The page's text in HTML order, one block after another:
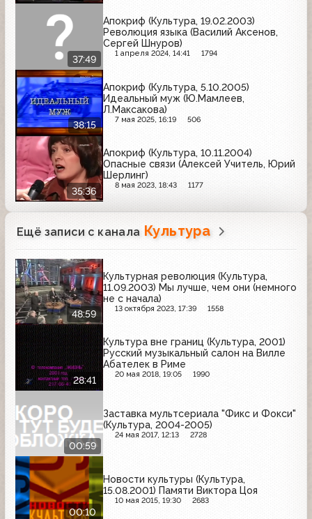
37:49
Апокриф (Культура, 19.02.2003)
Революция языка (Василий Аксенов,
Сергей Шнуров)
1 апреля 2024, 14:41 1794
38:15
Апокриф (Культура, 5.10.2005)
Идеальный муж (Ю.Мамлеев,
Л.Максакова)
7 мая 2025, 16:19 506
35:36
Апокриф (Культура, 10.11.2004)
Опасные связи (Алексей Учитель, Юрий
Шерлинг)
8 мая 2023, 18:43 1177
Ещё записи с канала Культура
48:59
Культурная революция (Культура,
11.09.2003) Мы лучше, чем они (немного
не с начала)
13 октября 2023, 17:39 1558
28:41
Культура вне границ (Культура, 2001)
Русский музыкальный салон на Вилле
Абателек в Риме
20 мая 2018, 19:05 1990
00:59
Заставка мультсериала "Фикс и Фокси"
(Культура, 2004-2005)
24 мая 2017, 12:13 2728
00:10
Новости культуры (Культура,
15.08.2001) Памяти Виктора Цоя
10 мая 2015, 19:30 2683